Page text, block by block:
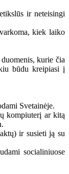
ir neteisingi
kiek laiko
kurie čia
būdu kreipiasi į
Svetainėje.
kompiuterį ar kitą
ir susieti ją su
socialiniuose